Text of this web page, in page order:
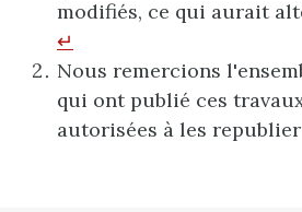
modifiés, ce qui aurait
↵
Nous remercions
qui ont publié ces
autorisées à les